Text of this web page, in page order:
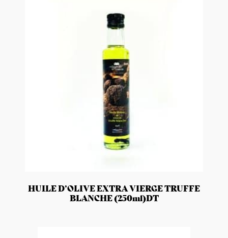
HUILE D’OLIVE EXTRA VIERGE TRUFFE
BLANCHE (250ml)DT